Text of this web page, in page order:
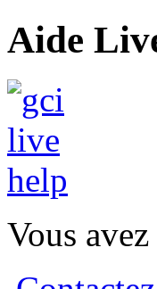
Aide
Vous